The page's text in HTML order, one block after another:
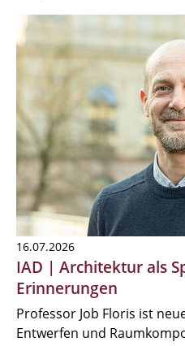
16.07.2026
IAD | Architektur als
Erinnerungen
Professor Job Floris ist
Entwerfen und